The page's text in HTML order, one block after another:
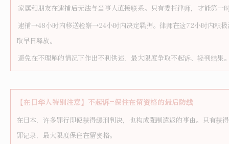
家属和朋友在逮捕后无法与当事人直接联系。只有委托律师，才能第一
逮捕→48小时内移送检察→24小时内决定羁押。律师在这72小时内积极
取早日释放。
避免在不理解的情况下作出不利供述，最大限度争取不起诉、轻判结果
【在日华人特别注意】不起诉=保住在留资格的最后防线
在日本，许多罪行即使获得缓刑判决，也构成强制遣返的事由。只有获
罪记录，最大限度保住在留资格。